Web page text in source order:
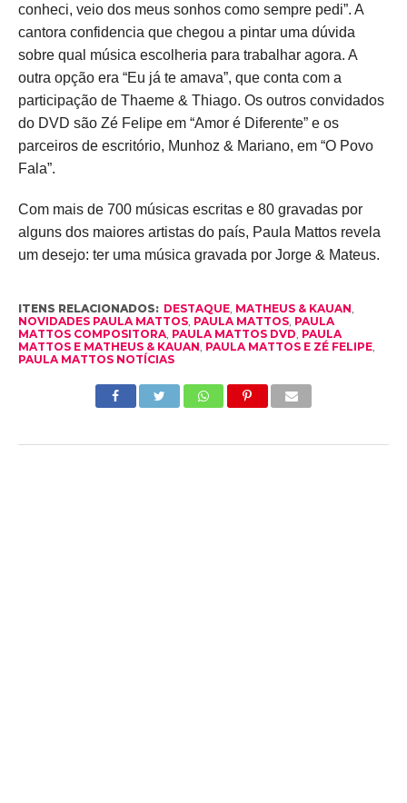
conheci, veio dos meus sonhos como sempre pedi”. A
cantora confidencia que chegou a pintar uma dúvida
sobre qual música escolheria para trabalhar agora. A
outra opção era “Eu já te amava”, que conta com a
participação de Thaeme & Thiago. Os outros convidados
do DVD são Zé Felipe em “Amor é Diferente” e os
parceiros de escritório, Munhoz & Mariano, em “O Povo
Fala”.
Com mais de 700 músicas escritas e 80 gravadas por
alguns dos maiores artistas do país, Paula Mattos revela
um desejo: ter uma música gravada por Jorge & Mateus.
ITENS RELACIONADOS: DESTAQUE, MATHEUS & KAUAN
NOVIDADES PAULA MATTOS, PAULA MATTOS, PAULA
MATTOS COMPOSITORA, PAULA MATTOS DVD PAULA
MATTOS E MATHEUS & KAUAN PAULA MATTOS E ZÉ FELIPE,
PAULA MATTOS NOTÍCIAS